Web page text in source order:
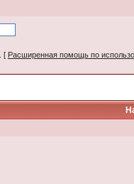
[ Расширенная помощь по